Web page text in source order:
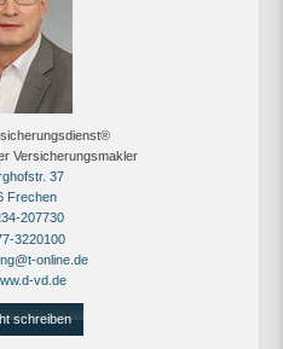
Versicherungsmakler
37
Frechen
207730
3220100
online.de
vd.de
schreiben